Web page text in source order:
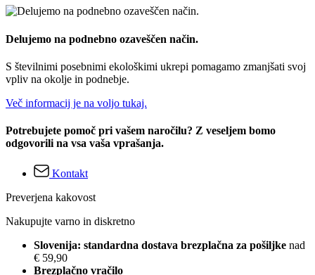
Delujemo na podnebno ozaveščen način.
S številnimi posebnimi ekološkimi ukrepi pomagamo zmanjšati svoj
vpliv na okolje in podnebje.
Več informacij je na voljo tukaj.
Potrebujete pomoč pri vašem naročilu? Z veseljem bomo
odgovorili na vsa vaša vprašanja.
Kontakt
Preverjena kakovost
Nakupujte varno in diskretno
Slovenija: standardna dostava brezplačna za pošiljke nad
€ 59,90
Brezplačno vračilo